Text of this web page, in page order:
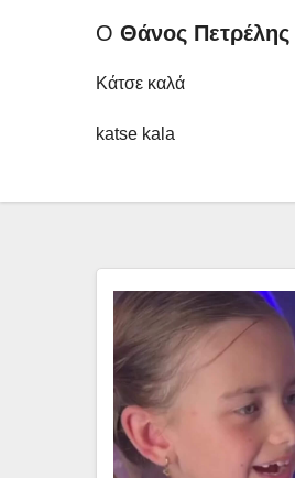
Ο Θάνος Πετρέλης
Κάτσε καλά
katse kala